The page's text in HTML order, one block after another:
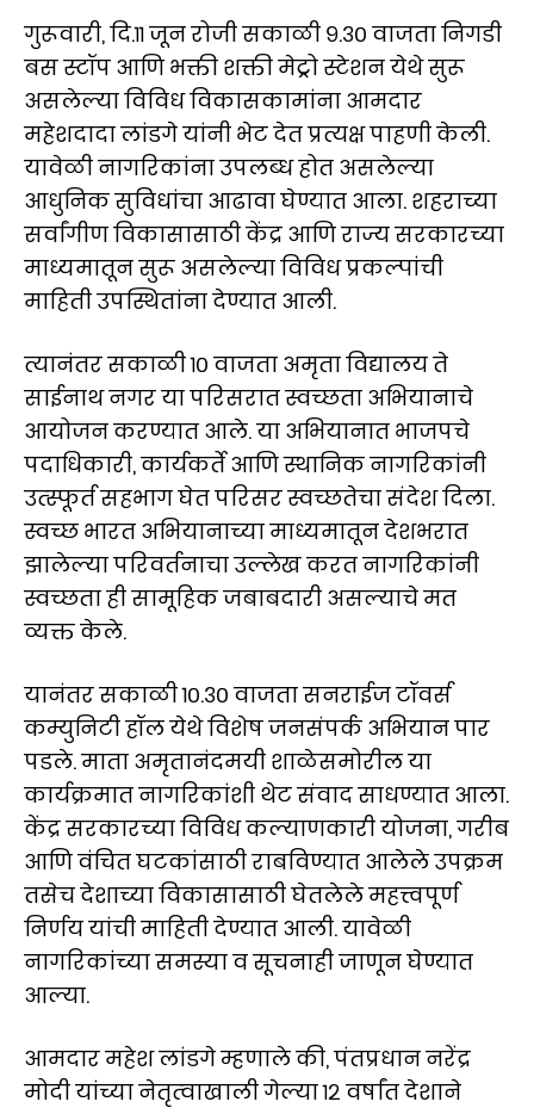
गुरूवारी, दि.११ जून रोजी सकाळी ९.३० वाजता निगडी
बस स्टॉप आणि भक्ती शक्ती मेट्रो स्टेशन येथे सुरू
असलेल्या विविध विकासकामांना आमदार
महेशदादा लांडगे यांनी भेट देत प्रत्यक्ष पाहणी केली.
यावेळी नागरिकांना उपलब्ध होत असलेल्या
आधुनिक सुविधांचा आढावा घेण्यात आला. शहराच्या
सर्वांगीण विकासासाठी केंद्र आणि राज्य सरकारच्या
माध्यमातून सुरू असलेल्या विविध प्रकल्पांची
माहिती उपस्थितांना देण्यात आली.
त्यानंतर सकाळी १० वाजता अमृता विद्यालय ते
साईनाथ नगर या परिसरात स्वच्छता अभियानाचे
आयोजन करण्यात आले. या अभियानात भाजपचे
पदाधिकारी, कार्यकर्ते आणि स्थानिक नागरिकांनी
उत्स्फूर्त सहभाग घेत परिसर स्वच्छतेचा संदेश दिला.
स्वच्छ भारत अभियानाच्या माध्यमातून देशभरात
झालेल्या परिवर्तनाचा उल्लेख करत नागरिकांनी
स्वच्छता ही सामूहिक जबाबदारी असल्याचे मत
व्यक्त केले.
यानंतर सकाळी १०.३० वाजता सनराईज टॉवर्स
कम्युनिटी हॉल येथे विशेष जनसंपर्क अभियान पार
पडले. माता अमृतानंदमयी शाळेसमोरील या
कार्यक्रमात नागरिकांशी थेट संवाद साधण्यात आला.
केंद्र सरकारच्या विविध कल्याणकारी योजना, गरीब
आणि वंचित घटकांसाठी राबविण्यात आलेले उपक्रम
तसेच देशाच्या विकासासाठी घेतलेले महत्त्वपूर्ण
निर्णय यांची माहिती देण्यात आली. यावेळी
नागरिकांच्या समस्या व सूचनाही जाणून घेण्यात
आल्या.
आमदार महेश लांडगे म्हणाले की, पंतप्रधान नरेंद्र
मोदी यांच्या नेतृत्वाखाली गेल्या १२ वर्षांत देशाने